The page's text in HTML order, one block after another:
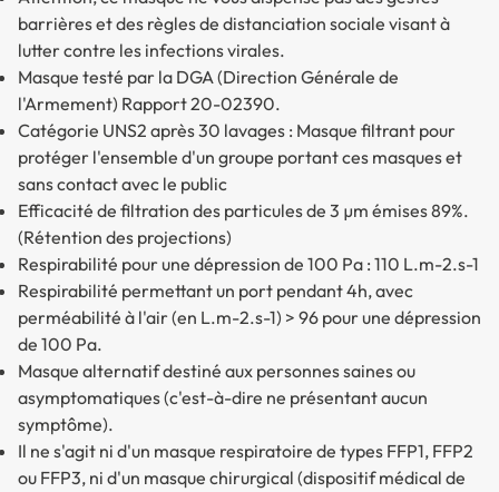
barrières et des règles de distanciation sociale visant à
lutter contre les infections virales.
Masque testé par la DGA (Direction Générale de
l'Armement) Rapport 20-02390.
Catégorie UNS2 après 30 lavages : Masque filtrant pour
protéger l'ensemble d'un groupe portant ces masques et
sans contact avec le public
Efficacité de filtration des particules de 3 µm émises 89%.
(Rétention des projections)
Respirabilité pour une dépression de 100 Pa : 110 L.m-2.s-1
Respirabilité permettant un port pendant 4h, avec
perméabilité à l'air (en L.m-2.s-1) > 96 pour une dépression
de 100 Pa.
Masque alternatif destiné aux personnes saines ou
asymptomatiques (c'est-à-dire ne présentant aucun
symptôme).
Il ne s'agit ni d'un masque respiratoire de types FFP1, FFP2
ou FFP3, ni d'un masque chirurgical (dispositif médical de